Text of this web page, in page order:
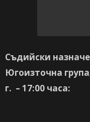
Съдийски
Югоизточна
г. – 17:00 часа: